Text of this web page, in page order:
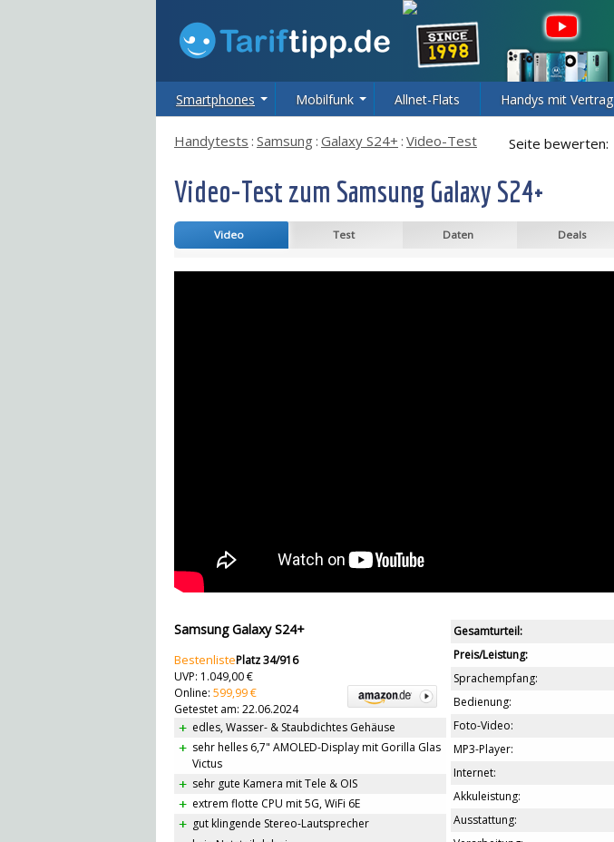
Smartphones Mobilfunk Allnet-Flats Handys mit Vertrag
Seite bewerten:
Handytests : Samsung : Galaxy S24+ : Video-Test
Video-Test zum Samsung Galaxy S24+
Video Test Daten Deals
Samsung Galaxy S24+
BestenlistePlatz 34/916
UVP: 1.049,00 €
Online: 599,99 €
Getestet am: 22.06.2024
edles, Wasser- & Staubdichtes Gehäuse
sehr helles 6,7" AMOLED-Display mit Gorilla Glas
Victus
sehr gute Kamera mit Tele & OIS
extrem flotte CPU mit 5G, WiFi 6E
gut klingende Stereo-Lautsprecher
Gesamturteil:
Preis/Leistung:
Sprachempfang:
Bedienung:
Foto-Video:
MP3-Player:
Internet:
Akkuleistung:
Ausstattung: